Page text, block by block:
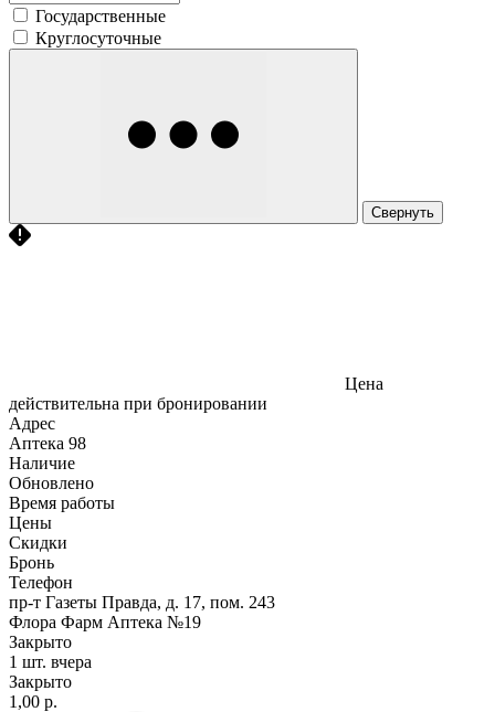
Государственные
Круглосуточные
Свернуть
Цена
действительна при бронировании
Адрес
Аптека 98
Наличие
Обновлено
Время работы
Цены
Скидки
Бронь
Телефон
пр-т Газеты Правда, д. 17, пом. 243
Флора Фарм Аптека №19
Закрыто
1 шт. вчера
Закрыто
1,00 р.